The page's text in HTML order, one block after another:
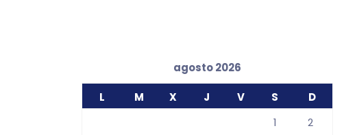
agosto 2026
L M X J V S
D
1
2